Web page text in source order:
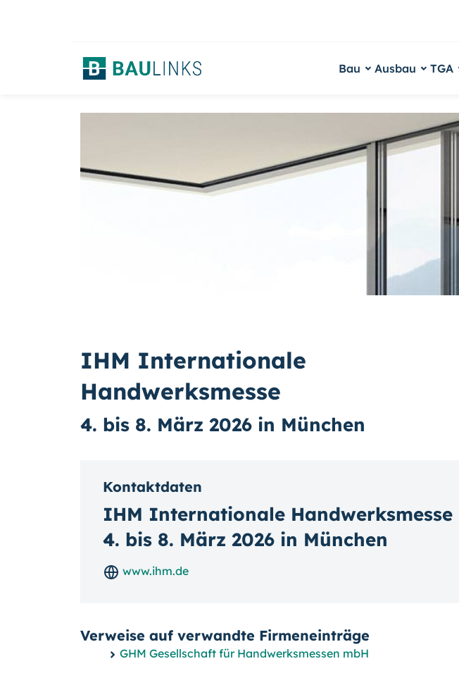
Bau Ausbau TGA
IHM Internationale
Handwerksmesse
4. bis 8. März 2026 in München
Kontaktdaten
IHM Internationale Handwerksmesse
4. bis 8. März 2026 in München
www.ihm.de
Verweise auf verwandte Firmeneinträge
GHM Gesellschaft für Handwerksmessen mbH